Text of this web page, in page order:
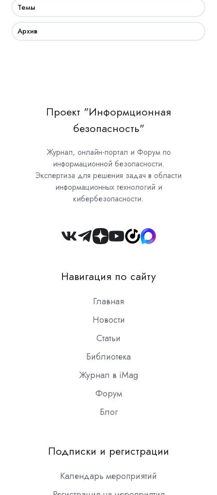
Темы
Архив
Проект "Информционная
безопасность"
Журнал, онлайн-портал и Форум по
информационной безопасности.
Экспертиза для решения задач в области
информационных технологий и
кибербезопасности.
Join
Slack
Навигация по сайту
Главная
Новости
Статьи
Библиотека
Журнал в iMag
Форум
Блог
Подписки и регистрации
Календарь мероприятий